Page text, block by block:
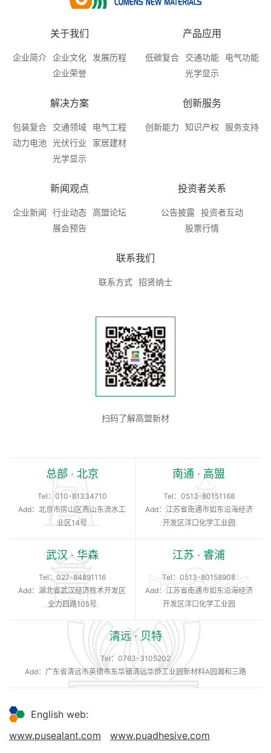
关于我们
企业简介 企业文化
发展历程
企业荣誉
产品应用
低碳复合 交通功能
电气功能
光学显示
解决方案
包装复合 交通领域
电气工程
动力电池
光伏行业
家居建材
光学显示
创新服务
创新能力 知识产权 服务支持
新闻观点
企业新闻 行业动态
高盟论坛
展会预告
投资者关系
公告披露
投资者互动
股票行情
联系我们
联系方式 招贤纳士
扫码了解高盟新材
总部 · 北京
Tel： 010-81334710
Add：北京市房山区燕山东流水工
业区14号
南通 · 高盟
Tel： 0513-80151168
Add：江苏省南通市如东沿海经济
开发区洋口化学工业园
武汉 · 华森
Tel： 027-84891116
Add：湖北省武汉经济技术开发区
全力四路105号
江苏 · 睿浦
Tel： 0513-80158908
Add：江苏省南通市如东沿海经济
开发区洋口化学工业园
清远 · 贝特
Tel： 0763-3105202
Add：广东省清远市英德市东华镇清远华侨工业园新材料A园瀚和三路
English web:
www.pusealant.com
www.puadhesive.com